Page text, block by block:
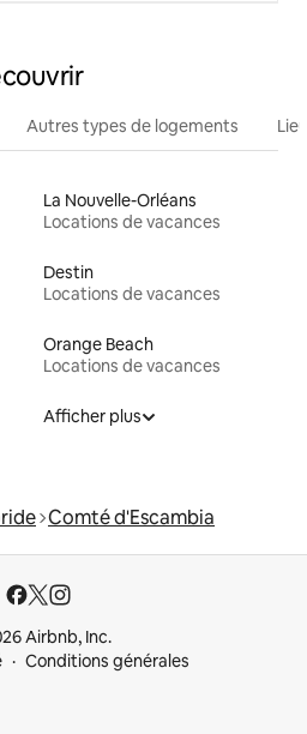
Autres types de logements
La Nouvelle-Orléans
Locations de vacances
Destin
Locations de vacances
Orange Beach
Locations de vacances
Afficher plus
Comté d'Escambia
Airbnb, Inc.
Conditions générales